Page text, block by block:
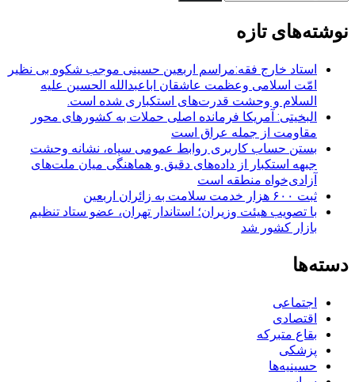
نوشته‌های تازه
استاد خارج فقه:مراسم اربعین حسینی موجب شکوه بی نظیر
امّت اسلامی وعظمت عاشقان اباعبدالله الحسین علیه
السلام و وحشت قدرت‌های استکباری شده است.
البخیتی: آمریکا فرمانده اصلی حملات به کشورهای محور
مقاومت از جمله عراق است
بستن حساب کاربری روابط عمومی سپاه، نشانه‌ وحشت
جبهه استکبار از داده‌های دقیق و هماهنگی میان ملت‌های
آزادی‌خواه منطقه است
ثبت ۶۰۰ هزار خدمت سلامت به زائران اربعین
با تصویب هیئت وزیران؛ استاندار تهران، عضو ستاد تنظیم
بازار کشور شد
دسته‌ها
اجتماعی
اقتصادی
بقاع متبرکه
پزشکی
حسینیه‌ها